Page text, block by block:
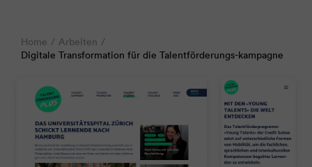
Home
Arbeiten
Digitale Transformation für die Talentförderungs-kampagne